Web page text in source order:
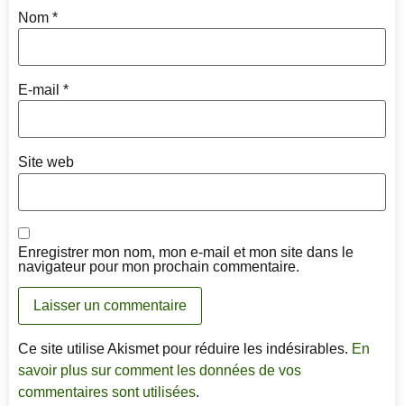
Nom *
E-mail *
Site web
Enregistrer mon nom, mon e-mail et mon site dans le
navigateur pour mon prochain commentaire.
Ce site utilise Akismet pour réduire les indésirables. En
savoir plus sur comment les données de vos
commentaires sont utilisées.